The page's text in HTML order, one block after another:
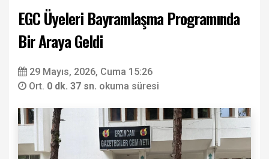
EGC Üyeleri Bayramlaşma Programında
Bir Araya Geldi
29 Mayıs, 2026, Cuma 15:26
Ort. 0 dk. 37 sn. okuma süresi